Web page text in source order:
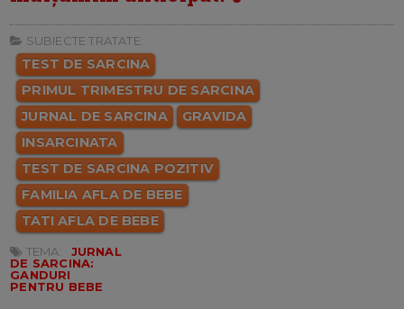
SUBIECTE TRATATE:
TEST DE SARCINA
PRIMUL TRIMESTRU DE SARCINA
JURNAL DE SARCINA
GRAVIDA
INSARCINATA
TEST DE SARCINA POZITIV
FAMILIA AFLA DE BEBE
TATI AFLA DE BEBE
TEMA:
JURNAL
DE SARCINA:
GANDURI
PENTRU BEBE